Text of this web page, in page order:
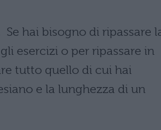
Se hai bisogno di ripassare
esercizi o per ripassare in
tutto quello di cui hai
e la lunghezza di un